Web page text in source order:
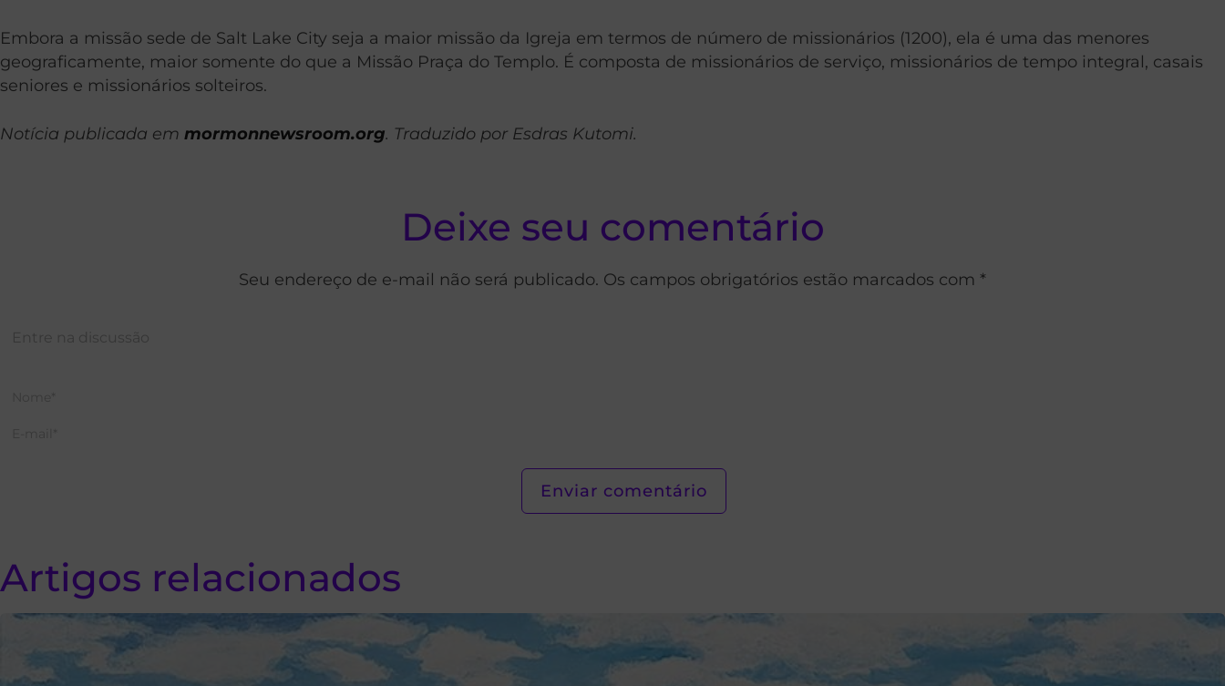
Embora a missão sede de Salt Lake City seja a maior missão da Igreja em termos de número de missionários (1200), ela é uma das menores
geograficamente, maior somente do que a Missão Praça do Templo. É composta de missionários de serviço, missionários de tempo integral, casais
seniores e missionários solteiros.
Notícia publicada em mormonnewsroom.org. Traduzido por Esdras Kutomi.
Deixe seu comentário
Seu endereço de e-mail não será publicado. Os campos obrigatórios estão marcados com *
Artigos relacionados